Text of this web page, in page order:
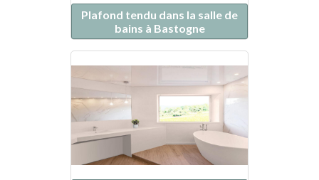
Plafond tendu dans la salle de
bains à Bastogne